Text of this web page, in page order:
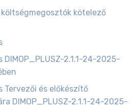
kötelező
2.1.1-24-2025-
és előkészítő
DIMOP_PLUSZ-2.1.1-24-2025-